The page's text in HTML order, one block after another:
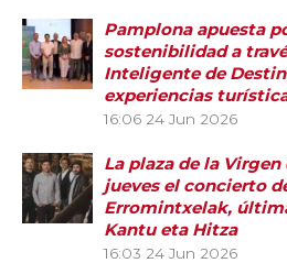
Pamplona apuesta
sostenibilidad a
Inteligente de
experiencias
16:06 24 Jun 2026
La plaza de la
jueves el concierto
Erromintxelak,
Kantu eta Hitza
16:03 24 Jun 2026